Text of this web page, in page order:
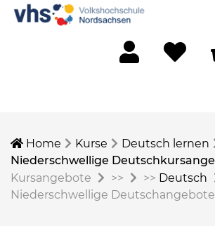
Home Kurse
Deutsch lernen
Niederschwellige
Kursangebote
>> >> Deutsch
Niederschwellige Deutschangebote